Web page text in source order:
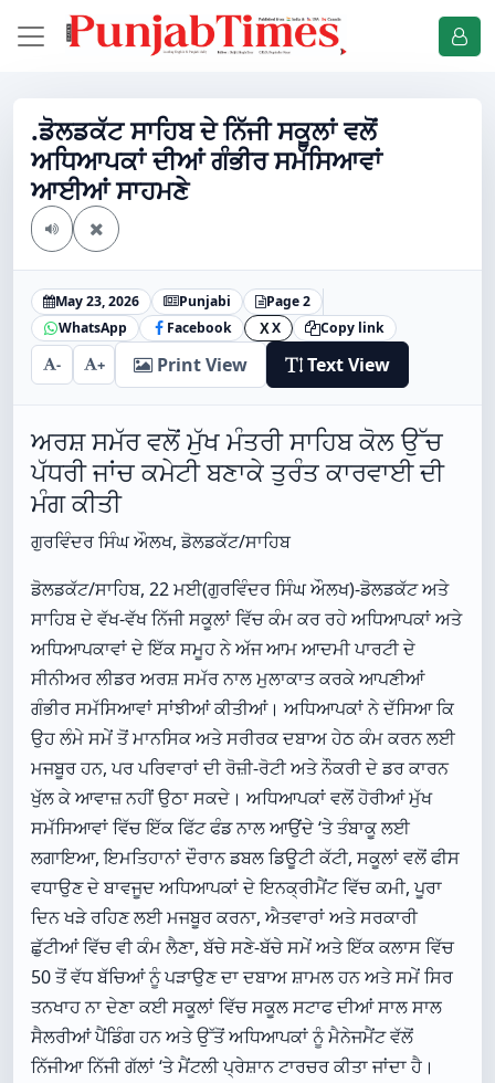
.ਡੋਲਡਕੱਟ ਸਾਹਿਬ ਦੇ ਨਿੱਜੀ ਸਕੂਲਾਂ ਵਲੋਂ
ਅਧਿਆਪਕਾਂ ਦੀਆਂ ਗੰਭੀਰ ਸਮੱਸਿਆਵਾਂ
ਆਈਆਂ ਸਾਹਮਣੇ
May 23, 2026 Punjabi
Page 2
WhatsApp
Facebook X X Copy link
- + Print View Text View
ਅਰਸ਼ ਸਮੱਰ ਵਲੋਂ ਮੁੱਖ ਮੰਤਰੀ ਸਾਹਿਬ ਕੋਲ ਉੱਚ
ਪੱਧਰੀ ਜਾਂਚ ਕਮੇਟੀ ਬਣਾਕੇ ਤੁਰੰਤ ਕਾਰਵਾਈ ਦੀ
ਮੰਗ ਕੀਤੀ
ਗੁਰਵਿੰਦਰ ਸਿੰਘ ਔਲਖ, ਡੋਲਡਕੱਟ/ਸਾਹਿਬ
ਡੋਲਡਕੱਟ/ਸਾਹਿਬ, 22 ਮਈ(ਗੁਰਵਿੰਦਰ ਸਿੰਘ ਔਲਖ)-ਡੋਲਡਕੱਟ ਅਤੇ
ਸਾਹਿਬ ਦੇ ਵੱਖ-ਵੱਖ ਨਿੱਜੀ ਸਕੂਲਾਂ ਵਿੱਚ ਕੰਮ ਕਰ ਰਹੇ ਅਧਿਆਪਕਾਂ ਅਤੇ
ਅਧਿਆਪਕਾਵਾਂ ਦੇ ਇੱਕ ਸਮੂਹ ਨੇ ਅੱਜ ਆਮ ਆਦਮੀ ਪਾਰਟੀ ਦੇ
ਸੀਨੀਅਰ ਲੀਡਰ ਅਰਸ਼ ਸਮੱਰ ਨਾਲ ਮੁਲਾਕਾਤ ਕਰਕੇ ਆਪਣੀਆਂ
ਗੰਭੀਰ ਸਮੱਸਿਆਵਾਂ ਸਾਂਝੀਆਂ ਕੀਤੀਆਂ। ਅਧਿਆਪਕਾਂ ਨੇ ਦੱਸਿਆ ਕਿ
ਉਹ ਲੰਮੇ ਸਮੇਂ ਤੋਂ ਮਾਨਸਿਕ ਅਤੇ ਸਰੀਰਕ ਦਬਾਅ ਹੇਠ ਕੰਮ ਕਰਨ ਲਈ
ਮਜਬੂਰ ਹਨ, ਪਰ ਪਰਿਵਾਰਾਂ ਦੀ ਰੋਜ਼ੀ-ਰੋਟੀ ਅਤੇ ਨੌਕਰੀ ਦੇ ਡਰ ਕਾਰਨ
ਖੁੱਲ ਕੇ ਆਵਾਜ਼ ਨਹੀਂ ਉਠਾ ਸਕਦੇ। ਅਧਿਆਪਕਾਂ ਵਲੋਂ ਹੋਰੀਆਂ ਮੁੱਖ
ਸਮੱਸਿਆਵਾਂ ਵਿੱਚ ਇੱਕ ਫਿੱਟ ਫੰਡ ਨਾਲ ਆਉਂਦੇ ‘ਤੇ ਤੰਬਾਕੂ ਲਈ
ਲਗਾਇਆ, ਇਮਤਿਹਾਨਾਂ ਦੌਰਾਨ ਡਬਲ ਡਿਊਟੀ ਕੱਟੀ, ਸਕੂਲਾਂ ਵਲੋਂ ਫੀਸ
ਵਧਾਉਣ ਦੇ ਬਾਵਜੂਦ ਅਧਿਆਪਕਾਂ ਦੇ ਇਨਕ੍ਰੀਮੈਂਟ ਵਿੱਚ ਕਮੀ, ਪੂਰਾ
ਦਿਨ ਖੜੇ ਰਹਿਣ ਲਈ ਮਜਬੂਰ ਕਰਨਾ, ਐਤਵਾਰਾਂ ਅਤੇ ਸਰਕਾਰੀ
ਛੁੱਟੀਆਂ ਵਿੱਚ ਵੀ ਕੰਮ ਲੈਣਾ, ਬੱਚੇ ਸਣੇ-ਬੱਚੇ ਸਮੇਂ ਅਤੇ ਇੱਕ ਕਲਾਸ ਵਿੱਚ
50 ਤੋਂ ਵੱਧ ਬੱਚਿਆਂ ਨੂੰ ਪੜਾਉਣ ਦਾ ਦਬਾਅ ਸ਼ਾਮਲ ਹਨ ਅਤੇ ਸਮੇਂ ਸਿਰ
ਤਨਖਾਹ ਨਾ ਦੇਣਾ ਕਈ ਸਕੂਲਾਂ ਵਿੱਚ ਸਕੂਲ ਸਟਾਫ ਦੀਆਂ ਸਾਲ ਸਾਲ
ਸੈਲਰੀਆਂ ਪੈਂਡਿੰਗ ਹਨ ਅਤੇ ਉੱਤੋਂ ਅਧਿਆਪਕਾਂ ਨੂੰ ਮੈਨੇਜਮੈਂਟ ਵੱਲੋਂ
ਨਿੱਜੀਆ ਨਿੱਜੀ ਗੱਲਾਂ ‘ਤੇ ਮੈਂਟਲੀ ਪ੍ਰੇਸ਼ਾਨ ਟਾਰਚਰ ਕੀਤਾ ਜਾਂਦਾ ਹੈ।